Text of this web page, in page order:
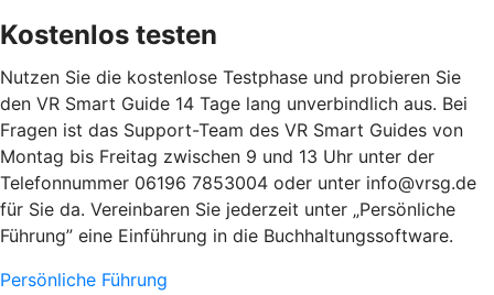
Kostenlos testen
Nutzen Sie die kostenlose Testphase und probieren Sie
den VR Smart Guide 14 Tage lang unverbindlich aus. Bei
Fragen ist das Support-Team des VR Smart Guides von
Montag bis Freitag zwischen 9 und 13 Uhr unter der
Telefonnummer 06196 7853004 oder unter info@vrsg.de
für Sie da. Vereinbaren Sie jederzeit unter „Persönliche
Führung” eine Einführung in die Buchhaltungssoftware.
Persönliche Führung